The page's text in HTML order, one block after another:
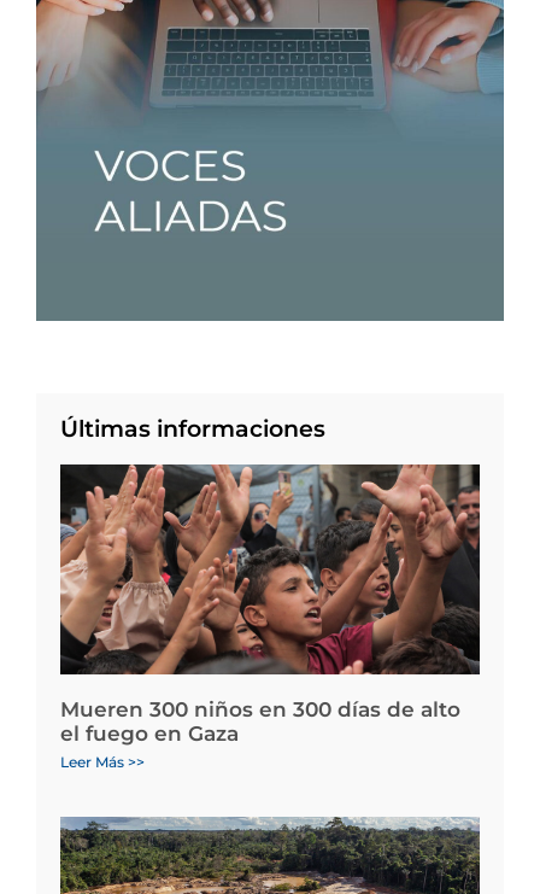
Últimas informaciones
Mueren 300 niños en 300 días de alto
el fuego en Gaza
Leer Más >>